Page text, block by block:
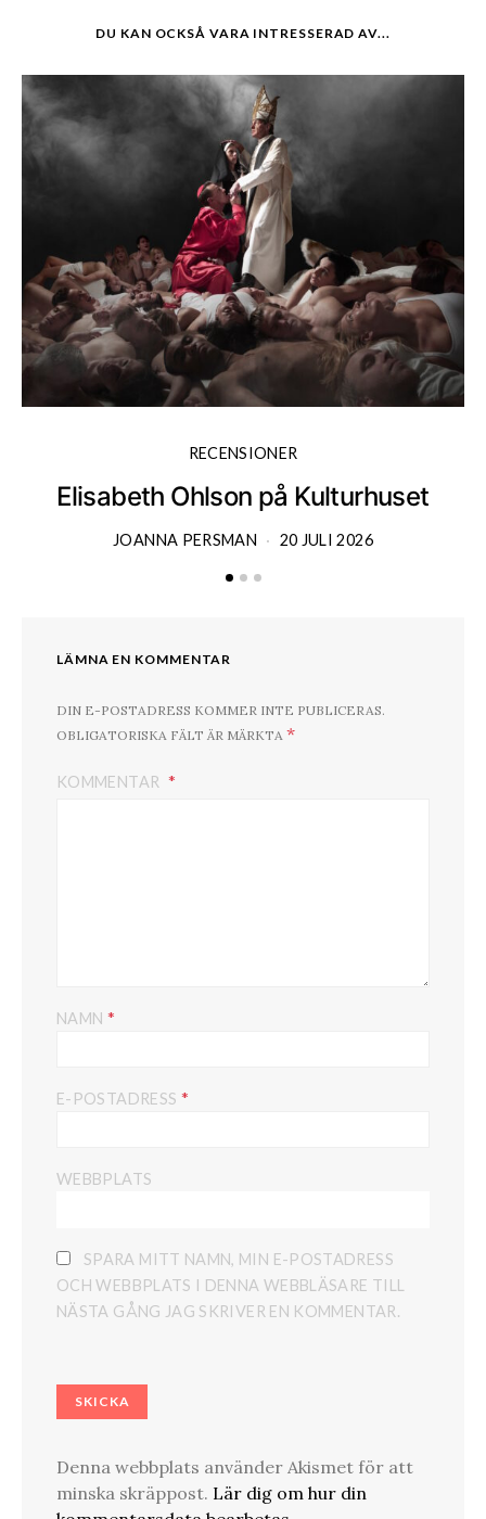
DU KAN OCKSÅ VARA INTRESSERAD AV...
RECENSIONER
Elisabeth Ohlson på Kulturhuset
JOANNA PERSMAN 20 JULI 2026
LÄMNA EN KOMMENTAR
DIN E-POSTADRESS KOMMER INTE PUBLICERAS.
OBLIGATORISKA FÄLT ÄR MÄRKTA *
KOMMENTAR
NAMN *
E-POSTADRESS *
WEBBPLATS
SPARA MITT NAMN, MIN E-POSTADRESS
OCH WEBBPLATS I DENNA WEBBLÄSARE TILL
NÄSTA GÅNG JAG SKRIVER EN KOMMENTAR.
Denna webbplats använder Akismet för att
minska skräppost. Lär dig om hur din